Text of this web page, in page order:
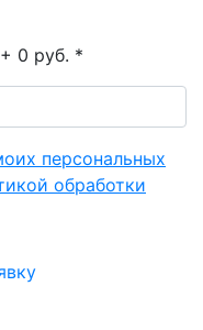
+ 0 руб. *
персональных
обработки